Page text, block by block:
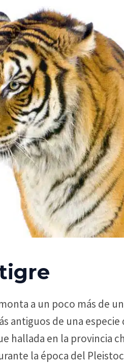
a un poco más de
antiguos de una
hallada en la provincia
la época del